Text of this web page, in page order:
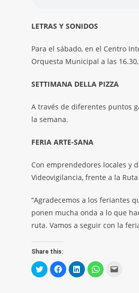
LETRAS Y SONIDOS
Para el sábado, en el Centro
Orquesta Municipal a las
SETTIMANA DELLA PIZZA
A través de diferentes puntos
la semana.
FERIA ARTE-SANA
Con emprendedores locales y
Videovigilancia, frente a la Ruta
“Agradecemos a los feriantes
ponen mucha onda a lo que
ruta. Vamos a seguir con la
Share this:
Click
to
share
Click
to
share
Click
to
share
Click
to